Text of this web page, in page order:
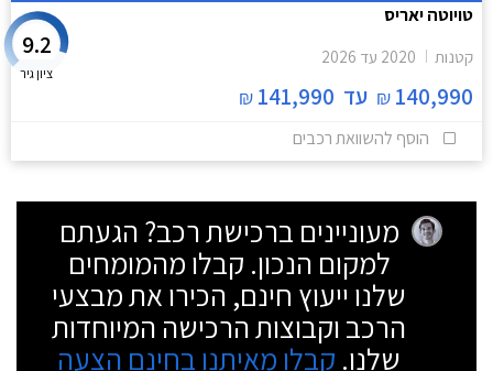
טויוטה יאריס
קטנות 2020 עד 2026
140,990
₪ עד 141,990
₪
9.2
ציון גיר
הוסף להשוואת רכבים
מעוניינים ברכישת רכב? הגעתם
למקום הנכון. קבלו מהמומחים
שלנו ייעוץ חינם, הכירו את מבצעי
הרכב וקבוצות הרכישה המיוחדות
שלנו. קבלו מאיתנו בחינם הצעה